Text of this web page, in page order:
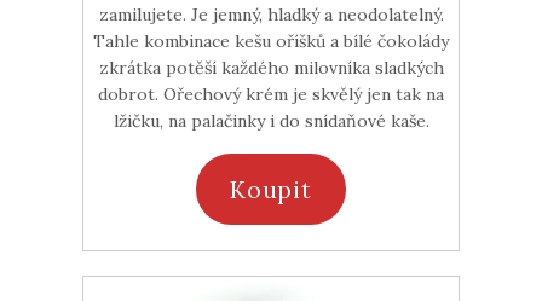
zamilujete. Je jemný, hladký a neodolatelný.
Tahle kombinace kešu oříšků a bílé čokolády
zkrátka potěší každého milovníka sladkých
dobrot. Ořechový krém je skvělý jen tak na
lžičku, na palačinky i do snídaňové kaše.
Koupit